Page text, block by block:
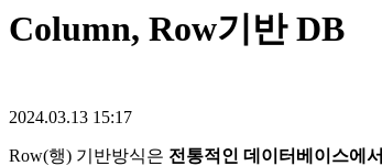
Column, Row기반 DB
2024.03.13 15:17
Row(행) 기반방식은 전통적인 데이터베이스에